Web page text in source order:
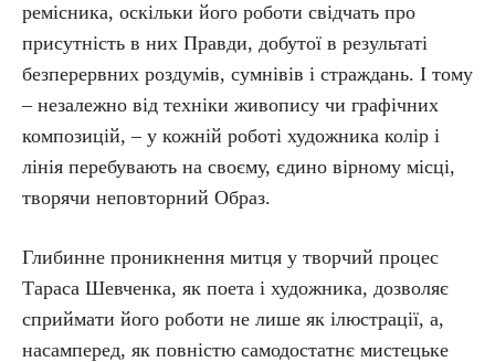
ремісника, оскільки його роботи свідчать про
присутність в них Правди, добутої в результаті
безперервних роздумів, сумнівів і страждань. І тому
– незалежно від техніки живопису чи графічних
композицій, – у кожній роботі художника колір і
лінія перебувають на своєму, єдино вірному місці,
творячи неповторний Образ.
Глибинне проникнення митця у творчий процес
Тараса Шевченка, як поета і художника, дозволяє
сприймати його роботи не лише як ілюстрації, а,
насамперед, як повністю самодостатнє мистецьке